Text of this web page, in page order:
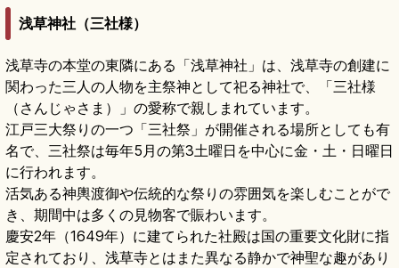
浅草神社（三社様）
浅草寺の本堂の東隣にある「浅草神社」は、浅草寺の創建に
関わった三人の人物を主祭神として祀る神社で、「三社様
（さんじゃさま）」の愛称で親しまれています。
江戸三大祭りの一つ「三社祭」が開催される場所としても有
名で、三社祭は毎年5月の第3土曜日を中心に金・土・日曜日
に行われます。
活気ある神輿渡御や伝統的な祭りの雰囲気を楽しむことがで
き、期間中は多くの見物客で賑わいます。
慶安2年（1649年）に建てられた社殿は国の重要文化財に指
定されており、浅草寺とはまた異なる静かで神聖な趣があり